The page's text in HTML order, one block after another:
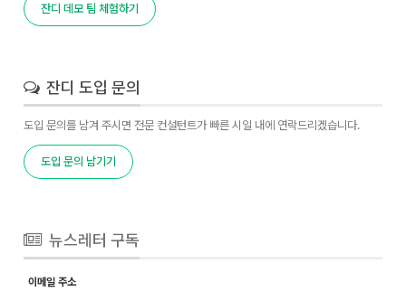
잔디 데모 팀 체험하기
잔디 도입 문의
도입 문의를 남겨 주시면 전문 컨설턴트가 빠른 시일 내에 연락드리겠습니다.
도입 문의 남기기
뉴스레터 구독
이메일 주소